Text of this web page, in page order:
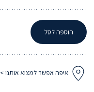
שנהב
הוספה לסל
איפה אפשר למצוא אותנו >